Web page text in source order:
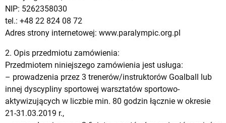
NIP: 5262358030
tel.: +48 22 824 08 72
Adres strony internetowej: www.paralympic.org.pl
2. Opis przedmiotu zamówienia:
Przedmiotem niniejszego zamówienia jest usługa:
– prowadzenia przez 3 trenerów/instruktorów Goalball lub
innej dyscypliny sportowej warsztatów sportowo-
aktywizujących w liczbie min. 80 godzin łącznie w okresie
21-31.03.2019 r.,